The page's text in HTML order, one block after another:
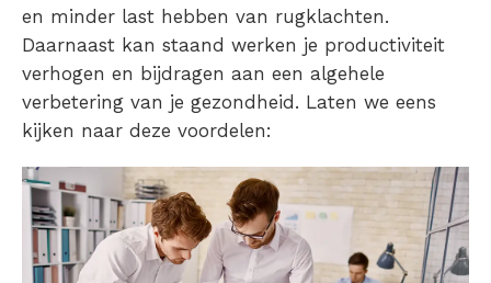
en minder last hebben van rugklachten.
Daarnaast kan staand werken je productiviteit
verhogen en bijdragen aan een algehele
verbetering van je gezondheid. Laten we eens
kijken naar deze voordelen: